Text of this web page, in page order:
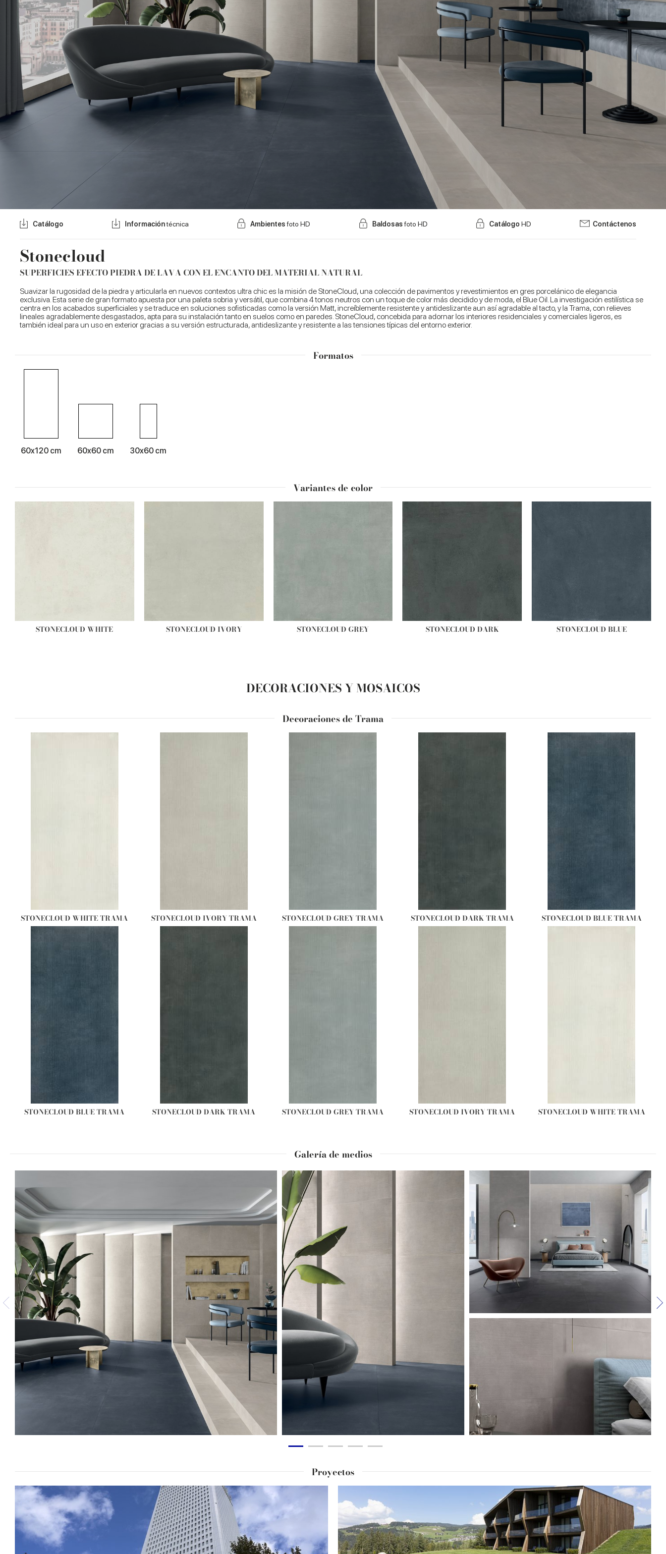
Stonecloud
SUPERFICIES EFECTO PIEDRA DE LAVA CON EL ENCANTO DEL MATERIAL NATURAL
Catálogo Informacióntécnica Ambientesfoto HD Baldosasfoto HD Catálogo HD Contáctenos
Suavizar la rugosidad de la piedra y articularla en nuevos contextos ultra chic es la misión de StoneCloud, una colección de pavimentos y revestimientos en gres porcelánico de elegancia
exclusiva. Esta serie de gran formato apuesta por una paleta sobria y versátil, que combina 4 tonos neutros con un toque de color más decidido y de moda, el Blue Oil. La investigación estilística se
centra en los acabados superficiales y se traduce en soluciones sofisticadas como la versión Matt, increíblemente resistente y antideslizante aun así agradable al tacto, y la Trama, con relieves
lineales agradablemente desgastados, apta para su instalación tanto en suelos como en paredes. StoneCloud, concebida para adornar los interiores residenciales y comerciales ligeros, es
también ideal para un uso en exterior gracias a su versión estructurada, antideslizante y resistente a las tensiones típicas del entorno exterior.
Galería de medios
Formatos
60x120 cm 60x60 cm 30x60 cm
Variantes de color
STONECLOUD WHITE STONECLOUD IVORY STONECLOUD GREY STONECLOUD DARK STONECLOUD BLUE
DECORACIONES Y MOSAICOS
Decoraciones de Trama
STONECLOUD WHITE TRAMA STONECLOUD IVORY TRAMA STONECLOUD GREY TRAMA STONECLOUD DARK TRAMA STONECLOUD BLUE TRAMA
STONECLOUD BLUE TRAMA STONECLOUD DARK TRAMA STONECLOUD GREY TRAMA STONECLOUD IVORY TRAMA STONECLOUD WHITE TRAMA
Proyectos